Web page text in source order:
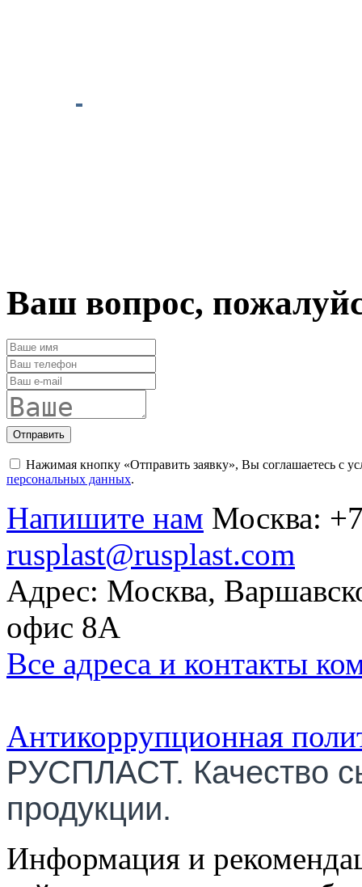
Ваш вопрос,
Отправить
Нажимая кнопку «Отправить заявку», Вы соглашаетесь с
персональных данных.
Напишите нам Москва:
rusplast@rusplast.com
Адрес: Москва,
офис 8А
Все адреса и контакты
Антикоррупционная
РУСПЛАСТ. Качество
продукции.
Информация и